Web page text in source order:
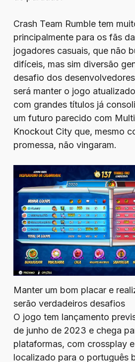
Crash Team Rumble tem
principalmente para os fãs
jogadores casuais, que não
difíceis, mas sim diversão
desafio dos
será manter o jogo
com grandes títulos já
um futuro parecido com
Knockout City que, mesmo
promessa, não vingaram.
Manter um bom placar e
serão verdadeiros desafios
O jogo tem lançamento
de junho de 2023 e chega
plataformas, com crossplay
localizado para o português